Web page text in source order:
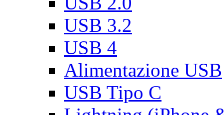
USB 3.2
USB 4
Alimentazione USB
USB Tipo C